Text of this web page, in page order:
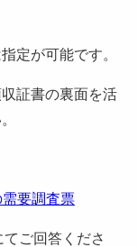
定が可能です。
証書の裏面を活
要調査票
ご回答くださ